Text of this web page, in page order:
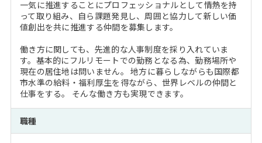
一気に推進することにプロフェッショナルとして情熱を持
って取り組み、自ら課題発見し、周囲と協力して新しい価
値創出を共に推進する仲間を募集します。
働き方に関しても、先進的な人事制度を採り入れていま
す。基本的にフルリモートでの勤務となる為、勤務場所や
現在の居住地は問いません。 地方に暮らしながらも国際都
市水準の給料・福利厚生を得ながら、世界レベルの仲間と
仕事をする。 そんな働き方も実現できます。
職種